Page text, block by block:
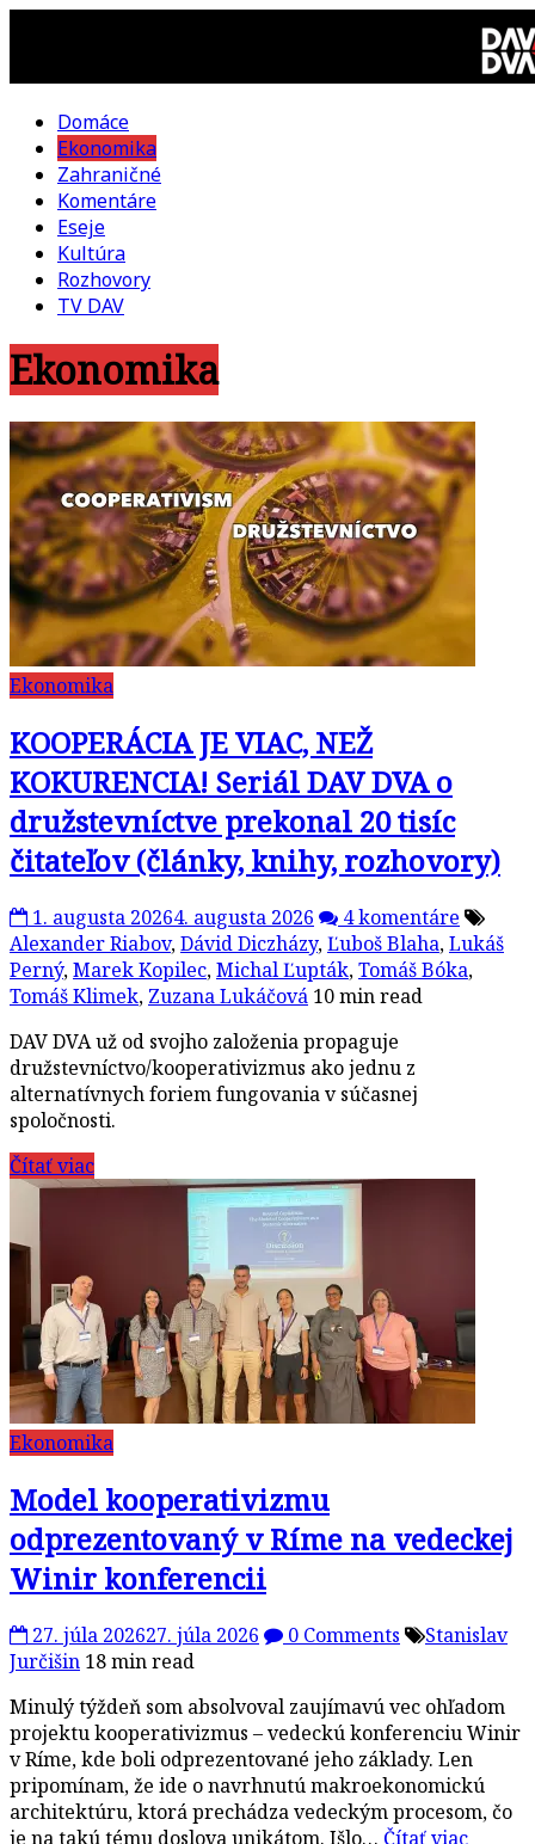
DAV
DVA
kultúrno-
politická
revue
Domáce
Ekonomika
Zahraničné
Komentáre
Eseje
Kultúra
Rozhovory
TV DAV
Ekonomika
Ekonomika
KOOPERÁCIA JE VIAC, NEŽ
KOKURENCIA! Seriál DAV DVA o
družstevníctve prekonal 20 tisíc
čitateľov (články, knihy, rozhovory)
1. augusta 20264. augusta 2026
4 komentáre
Alexander Riabov,Dávid Diczházy,Ľuboš Blaha,Lukáš
Perný,Marek Kopilec,Michal Ľupták,Tomáš Bóka,
Tomáš Klimek, Zuzana Lukáčová 10 min read
DAV DVA už od svojho založenia propaguje
družstevníctvo/kooperativizmus ako jednu z
alternatívnych foriem fungovania v súčasnej
spoločnosti.
Čítať viac
Ekonomika
Model kooperativizmu
odprezentovaný v Ríme na vedeckej
Winir konferencii
27. júla 202627. júla 2026 0 Comments
Stanislav
Jurčišin 18 min read
Minulý týždeň som absolvoval zaujímavú vec ohľadom
projektu kooperativizmus – vedeckú konferenciu Winir
v Ríme, kde boli odprezentované jeho základy. Len
pripomínam, že ide o navrhnutú makroekonomickú
architektúru, ktorá prechádza vedeckým procesom, čo
je na takú tému doslova unikátom. Išlo… Čítať viac